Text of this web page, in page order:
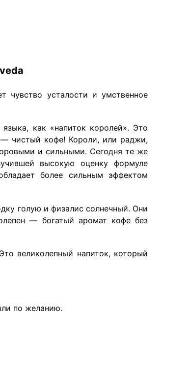
чувство усталости и умственное
как «напиток королей». Это
чистый кофе! Короли, или раджи,
и сильными. Сегодня те же
высокую оценку формуле
более сильным эффектом
голую и физалис солнечный. Они
— богатый аромат кофе без
великолепный напиток, который
по желанию.